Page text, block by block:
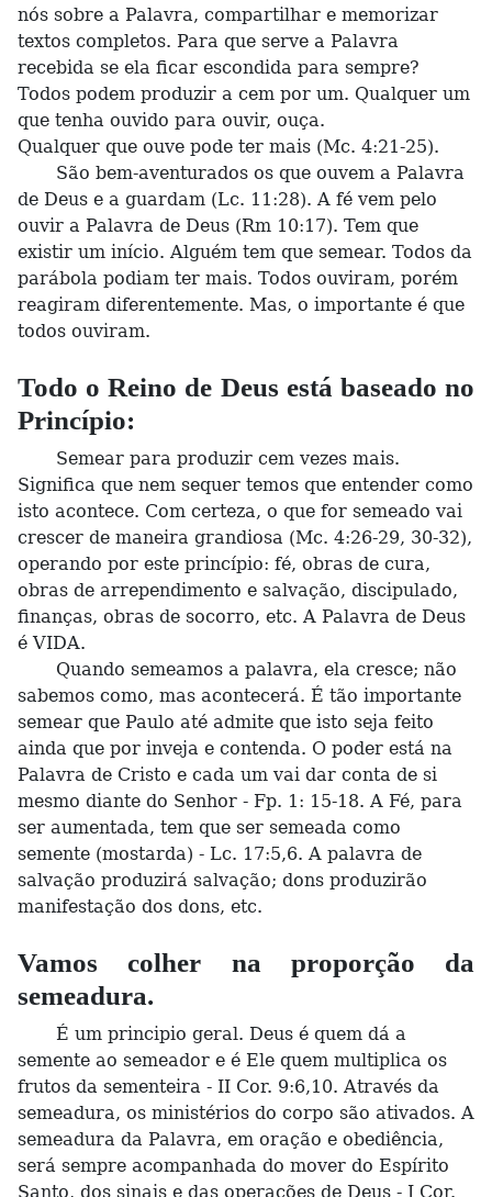
nós sobre a Palavra, compartilhar e memorizar
textos completos. Para que serve a Palavra
recebida se ela ficar escondida para sempre?
Todos podem produzir a cem por um. Qualquer um
que tenha ouvido para ouvir, ouça.
Qualquer que ouve pode ter mais (Mc. 4:21-25).
São bem-aventurados os que ouvem a Palavra
de Deus e a guardam (Lc. 11:28). A fé vem pelo
ouvir a Palavra de Deus (Rm 10:17). Tem que
existir um início. Alguém tem que semear. Todos da
parábola podiam ter mais. Todos ouviram, porém
reagiram diferentemente. Mas, o importante é que
todos ouviram.
Todo o Reino de Deus está baseado no
Princípio:
Semear para produzir cem vezes mais.
Significa que nem sequer temos que entender como
isto acontece. Com certeza, o que for semeado vai
crescer de maneira grandiosa (Mc. 4:26-29, 30-32),
operando por este princípio: fé, obras de cura,
obras de arrependimento e salvação, discipulado,
finanças, obras de socorro, etc. A Palavra de Deus
é VIDA.
Quando semeamos a palavra, ela cresce; não
sabemos como, mas acontecerá. É tão importante
semear que Paulo até admite que isto seja feito
ainda que por inveja e contenda. O poder está na
Palavra de Cristo e cada um vai dar conta de si
mesmo diante do Senhor - Fp. 1: 15-18. A Fé, para
ser aumentada, tem que ser semeada como
semente (mostarda) - Lc. 17:5,6. A palavra de
salvação produzirá salvação; dons produzirão
manifestação dos dons, etc.
Vamos colher na proporção da
semeadura.
É um principio geral. Deus é quem dá a
semente ao semeador e é Ele quem multiplica os
frutos da sementeira - II Cor. 9:6,10. Através da
semeadura, os ministérios do corpo são ativados. A
semeadura da Palavra, em oração e obediência,
será sempre acompanhada do mover do Espírito
Santo, dos sinais e das operações de Deus - I Cor.